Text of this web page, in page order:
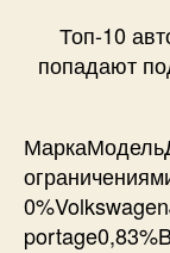
Топ-10
попадают